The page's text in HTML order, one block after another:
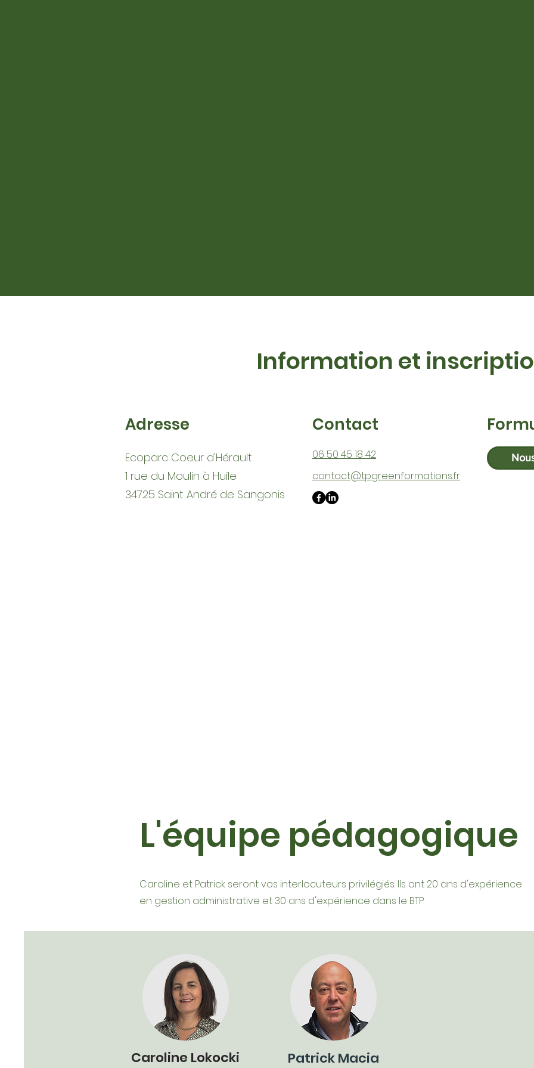
Information et
Adresse
Ecoparc Coeur d'Hérault
1 rue du Moulin à Huile
34725 Saint André de Sangonis
Contact
06 50 45 18 42
contact@tpgreenformations.fr
L'équipe pédagogique
Caroline et Patrick seront vos interlocuteurs privilégiés. Ils ont 20 ans d'expérience
en gestion administrative et 30 ans d'expérience dans le BTP.
Caroline Lokocki Patrick Macia